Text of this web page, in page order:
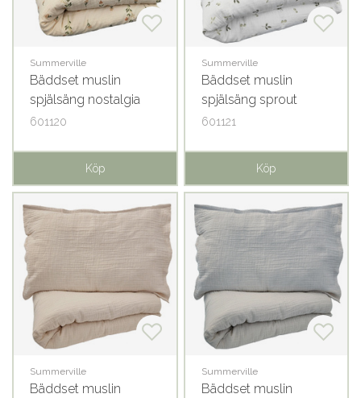
Summerville
Bäddset muslin
spjälsäng nostalgia
GOTS
601120
Köp
Summerville
Bäddset muslin
spjälsäng sprout
GOTS
601121
Köp
Summerville
Bäddset muslin
Summerville
Bäddset muslin